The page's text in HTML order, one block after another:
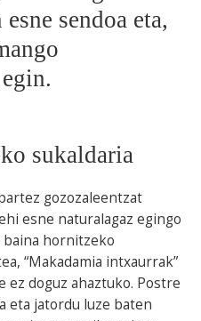
sendoa eta,
sukaldaria
gozozaleentzat
esne naturalagaz egingo
hornitzeko
“Makadamia intxaurrak”
ez doguz ahaztuko. Postre
eta jatordu luze baten